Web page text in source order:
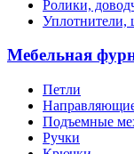
Ролики,
Уплотнители,
Мебельная
Петли
Подъемные
Ручки